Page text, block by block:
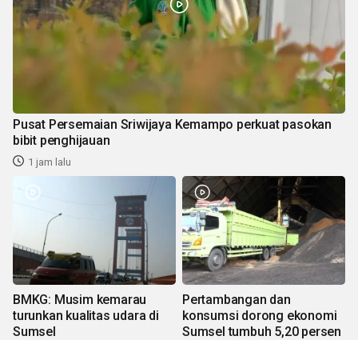
Pusat Persemaian Sriwijaya Kemampo perkuat pasokan
bibit penghijauan
1 jam lalu
BMKG: Musim kemarau
turunkan kualitas udara di
Sumsel
Pertambangan dan
konsumsi dorong ekonomi
Sumsel tumbuh 5,20 persen